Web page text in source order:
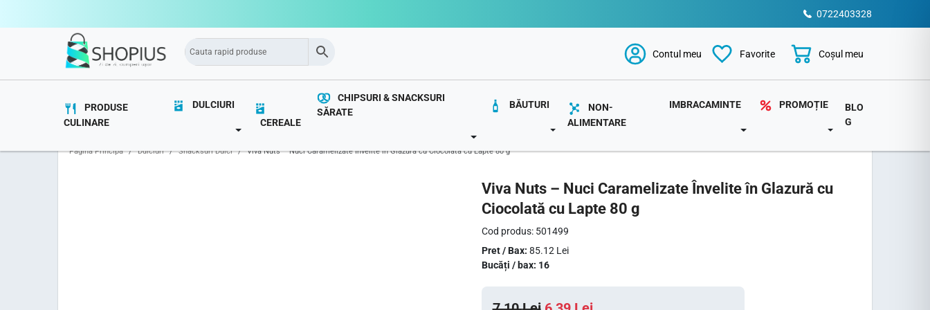
0722403328
Contul meu Favorite Coșul meu
PRODUSE
CULINARE
DULCIURI
TOGGLE DROPDOWN
CEREALE
CHIPSURI & SNACKSURI
SĂRATE
TOGGLE DROPDOWN
BĂUTURI
TOGGLE DROPDOWN
NON-
ALIMENTARE
IMBRACAMINTE
TOGGLE DROPDOWN
PROMOȚIE
TOGGLE DROPDOWN
BLO
G
Pagina Principă Dulciuri Snacksuri Dulci Viva Nuts – Nuci Caramelizate Învelite în Glazură cu Ciocolată cu Lapte 80 g
Viva Nuts – Nuci Caramelizate Învelite în Glazură cu
Ciocolată cu Lapte 80 g
Cod produs: 501499
Pret / Bax: 85.12 Lei
Bucăți / bax: 16